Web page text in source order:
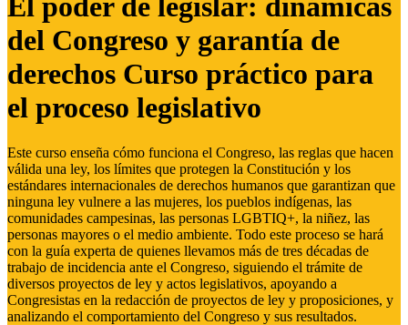
El poder de legislar: dinámicas
del Congreso y garantía de
derechos Curso práctico para
el proceso legislativo
Este curso enseña cómo funciona el Congreso, las reglas que hacen
válida una ley, los límites que protegen la Constitución y los
estándares internacionales de derechos humanos que garantizan que
ninguna ley vulnere a las mujeres, los pueblos indígenas, las
comunidades campesinas, las personas LGBTIQ+, la niñez, las
personas mayores o el medio ambiente. Todo este proceso se hará
con la guía experta de quienes llevamos más de tres décadas de
trabajo de incidencia ante el Congreso, siguiendo el trámite de
diversos proyectos de ley y actos legislativos, apoyando a
Congresistas en la redacción de proyectos de ley y proposiciones, y
analizando el comportamiento del Congreso y sus resultados.